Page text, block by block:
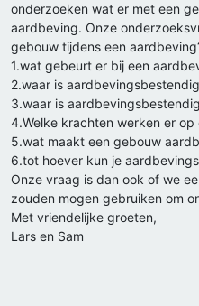
onderzoeken wat er met een
aardbeving. Onze
gebouw tijdens een
1.wat gebeurt er bij een
2.waar is
3.waar is
4.Welke krachten werken er
5.wat maakt een gebouw
6.tot hoever kun je
Onze vraag is dan ook of we
zouden mogen gebruiken om
Met vriendelijke groeten,
Lars en Sam